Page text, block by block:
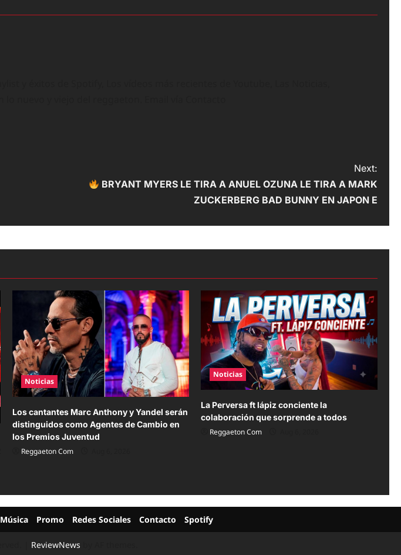
Next:
BRYANT MYERS LE TIRA A ANUEL OZUNA LE TIRA A MARK
ZUCKERBERG BAD BUNNY EN JAPON E
Noticias
Los cantantes Marc Anthony y Yandel serán
distinguidos como Agentes de Cambio en
los Premios Juventud
Reggaeton Com
Noticias
La Perversa ft lápiz conciente la
colaboración que sorprende a todos
Reggaeton Com
Música Promo Redes Sociales Contacto Spotify
ReviewNews